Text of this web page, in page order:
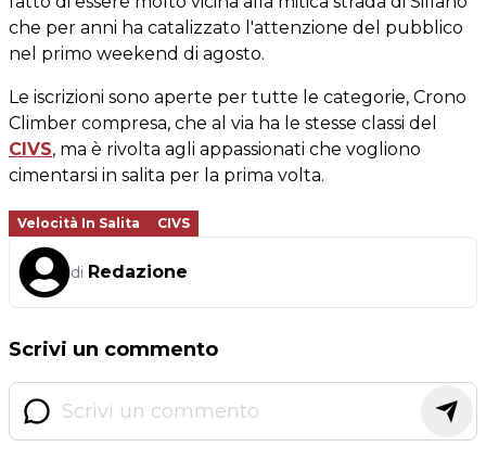
che per anni ha catalizzato l'attenzione del pubblico
nel primo weekend di agosto.
Le iscrizioni sono aperte per tutte le categorie, Crono
Climber compresa, che al via ha le stesse classi del
CIVS, ma è rivolta agli appassionati che vogliono
cimentarsi in salita per la prima volta.
Velocità In Salita CIVS
di Redazione
Scrivi un commento